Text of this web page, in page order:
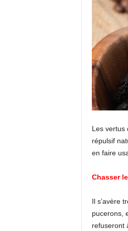
Les vertus
répulsif
en faire
Chasser
Il s’avère
pucerons,
refuseront